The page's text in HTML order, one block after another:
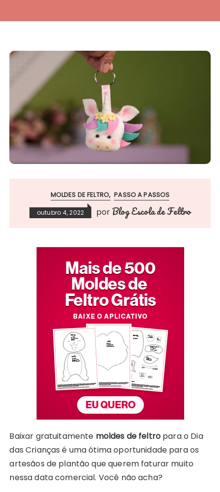
MOLDES DE FELTRO PASSO A PASSOS
outubro 4, 2022 por Blog Escola de Feltro
Baixar gratuitamente moldes de feltro para o Dia
das Crianças é uma ótima oportunidade para os
artesãos de plantão que querem faturar muito
nessa data comercial. Você não acha?